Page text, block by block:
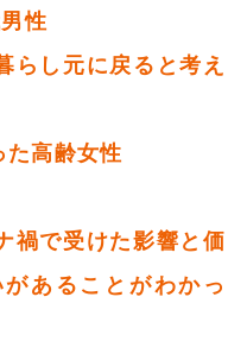
性
し元に戻ると考え
高齢女性
禍で受けた影響と価
あることがわかっ